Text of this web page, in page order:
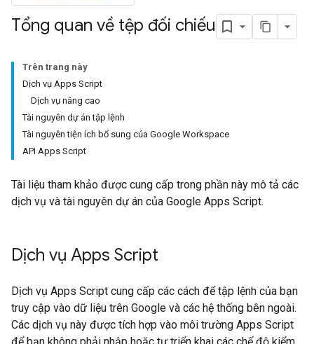
Tổng quan về tệp đối chiếu
Trên trang này
Dịch vụ Apps Script
Dịch vụ nâng cao
Tài nguyên dự án tập lệnh
Tài nguyên tiện ích bổ sung của Google Workspace
API Apps Script
Tài liệu tham khảo được cung cấp trong phần này mô tả các
dịch vụ và tài nguyên dự án của Google Apps Script.
Dịch vụ Apps Script
Dịch vụ Apps Script cung cấp các cách để tập lệnh của bạn
truy cập vào dữ liệu trên Google và các hệ thống bên ngoài.
Các dịch vụ này được tích hợp vào môi trường Apps Script